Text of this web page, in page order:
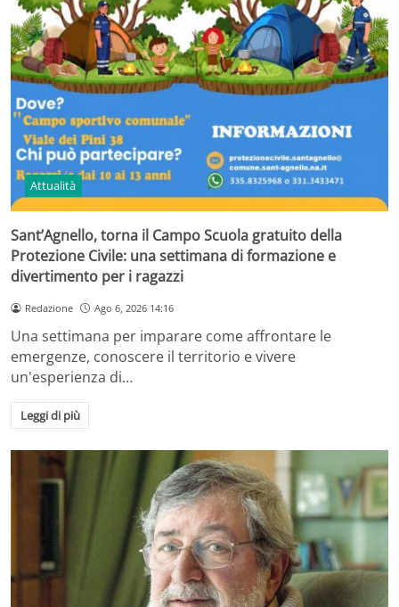
Attualità
Sant’Agnello, torna il Campo Scuola gratuito della
Protezione Civile: una settimana di formazione e
divertimento per i ragazzi
Redazione Ago 6, 2026 14:16
Una settimana per imparare come affrontare le
emergenze, conoscere il territorio e vivere
un'esperienza di…
Leggi di più